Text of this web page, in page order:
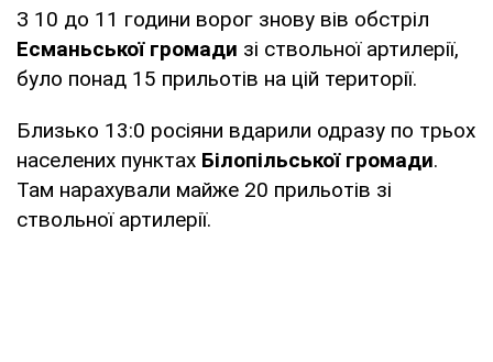
З 10 до 11 години ворог знову вів обстріл
Есманьської громади зі ствольної артилерії,
було понад 15 прильотів на цій території.
Близько 13:0 росіяни вдарили одразу по трьох
населених пунктах Білопільської громади.
Там нарахували майже 20 прильотів зі
ствольної артилерії.